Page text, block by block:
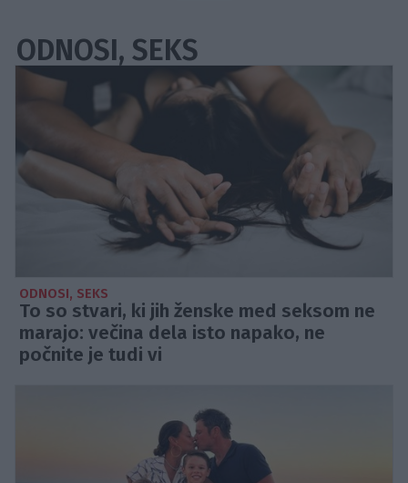
ODNOSI, SEKS
ODNOSI, SEKS
To so stvari, ki jih ženske med seksom ne
marajo: večina dela isto napako, ne
počnite je tudi vi